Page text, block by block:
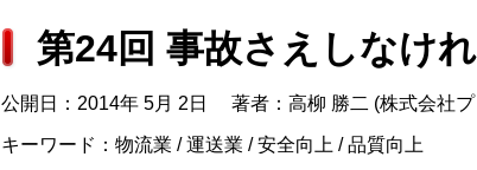
第24回 事故さえしなけ
公開日：2014年 5月 2日 著者：高柳 勝二 (株式会社
キーワード：物流業 / 運送業 / 安全向上 / 品質向上